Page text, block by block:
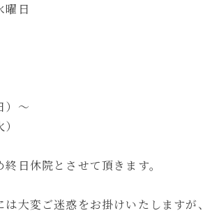
日
）〜
日休院とさせて頂きます。
は大変ご迷惑をお掛けいたしますが、